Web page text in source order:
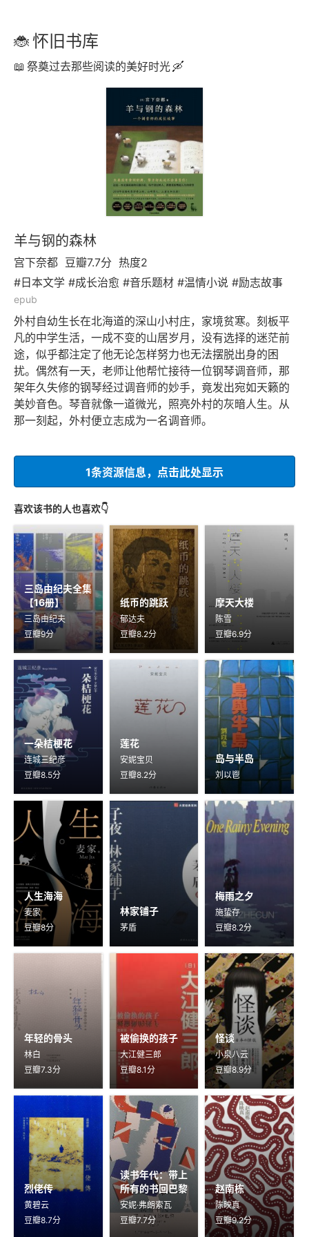
怀旧书库
祭奠过去那些阅读的美好时光
羊与钢的森林
宫下奈都 豆瓣7.7分 热度2
#日本文学 #成长治愈 #音乐题材 #温情小说 #励志故事
epub
外村自幼生长在北海道的深山小村庄，家境贫寒。刻板平
凡的中学生活，一成不变的山居岁月，没有选择的迷茫前
途，似乎都注定了他无论怎样努力也无法摆脱出身的困
扰。偶然有一天，老师让他帮忙接待一位钢琴调音师，那
架年久失修的钢琴经过调音师的妙手，竟发出宛如天籁的
美妙音色。琴音就像一道微光，照亮外村的灰暗人生。从
那一刻起，外村便立志成为一名调音师。
1条资源信息，点击此处显示
喜欢该书的人也喜欢👇
三岛由纪夫全集
【16册】
三岛由纪夫
豆瓣9分
纸币的跳跃
郁达夫
豆瓣8.2分
摩天大楼
陈雪
豆瓣6.9分
一朵桔梗花
连城三纪彦
豆瓣8.5分
莲花
安妮宝贝
豆瓣8.2分
岛与半岛
刘以鬯
人生海海
麦家
豆瓣8分
林家铺子
茅盾
梅雨之夕
施蛰存
豆瓣8.2分
年轻的骨头
林白
豆瓣7.3分
被偷换的孩子
大江健三郎
豆瓣8.1分
怪谈
小泉八云
豆瓣8.9分
烈佬传
黄碧云
豆瓣8.7分
读书年代：带上
所有的书回巴黎
安妮·弗朗索瓦
豆瓣7.7分
赵南栋
陈映真
豆瓣9.2分